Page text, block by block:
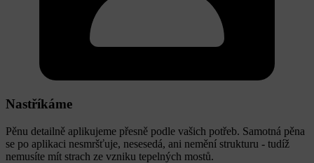
Nastříkáme
Pěnu detailně aplikujeme přesně podle vašich potřeb. Samotná pěna
se po aplikaci nesmršťuje, nesesedá, ani nemění strukturu - tudíž
nemusíte mít strach ze vzniku tepelných mostů.